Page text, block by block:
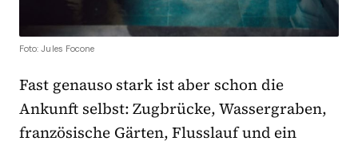
Foto: Jules Focone
Fast genauso stark ist aber schon die
Ankunft selbst: Zugbrücke, Wassergraben,
französische Gärten, Flusslauf und ein